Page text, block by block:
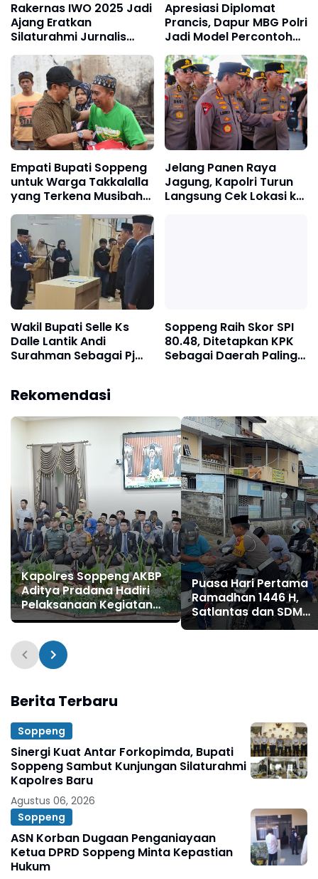
Rakernas IWO 2025 Jadi
Ajang Eratkan
Silaturahmi Jurnalis
Andi Mull Buktikan
Persahabatan 8 Tahun
Apresiasi Diplomat
Prancis, Dapur MBG Polri
Jadi Model Percontohan
Empati Bupati Soppeng
untuk Warga Takkalalla
yang Terkena Musibah
Kebakaran
Jelang Panen Raya
Jagung, Kapolri Turun
Langsung Cek Lokasi ke
Wakil Bupati Selle Ks
Dalle Lantik Andi
Surahman Sebagai Pj
Soppeng Raih Skor SPI
80.48, Ditetapkan KPK
Sebagai Daerah Paling
Rekomendasi
Kapolres Soppeng AKBP
Aditya Pradana Hadiri
Pelaksanaan Kegiatan
Bupati dan Wakil Bupati
Puasa Hari Pertama
Ramadhan 1446 H,
Satlantas dan SDM
Polres Soppeng
Berita Terbaru
Soppeng
Sinergi Kuat Antar Forkopimda, Bupati
Soppeng Sambut Kunjungan Silaturahmi
Kapolres Baru
Agustus 06, 2026
Soppeng
ASN Korban Dugaan Penganiayaan
Ketua DPRD Soppeng Minta Kepastian
Hukum